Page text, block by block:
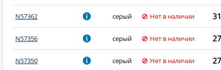
N57362 серый Нет в наличии
N57356 серый Нет в наличии
N57350 серый Нет в наличии